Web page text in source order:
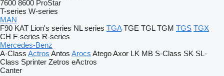
7600 8600 ProStar
T-series W-series
MAN
F90 KAT Lion's series NL series TGA TGE TGL TGM TGS TGX
CH F-series R-series
Mercedes-Benz
A-Class Actros Antos Arocs AtegoAxor LK MB S-Class SK SL-
Class Sprinter Zetros eActros
Canter